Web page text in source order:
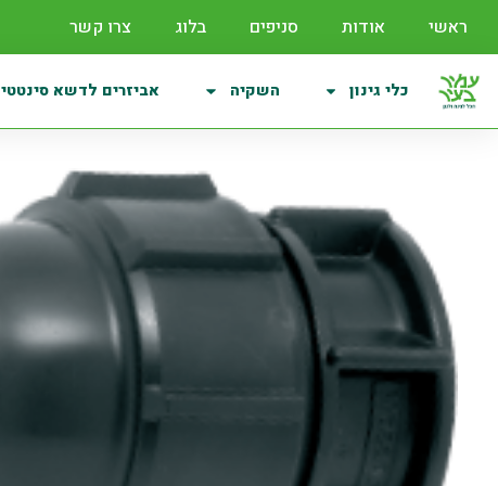
ראשי אודות סניפים בלוג צרו קשר
כלי גינון השקיה אביזרים לדשא סינטטי